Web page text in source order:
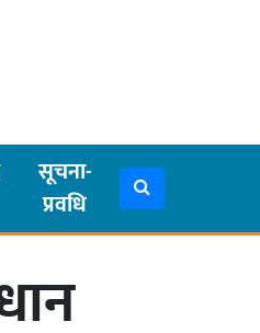
सूचना-
प्रवधि